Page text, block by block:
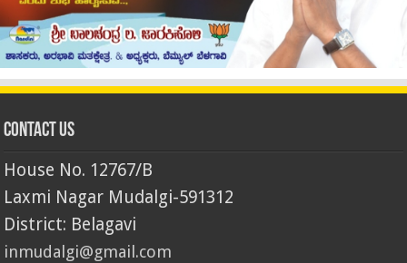
Contact Us
House No. 12767/B
Laxmi Nagar Mudalgi-591312
District: Belagavi
inmudalgi@gmail.com